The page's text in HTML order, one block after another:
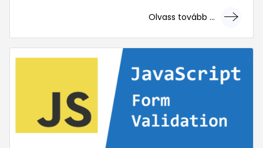
Olvass tovább ...
... mert megéri!